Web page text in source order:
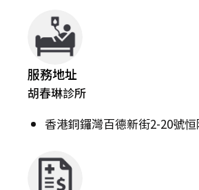
服務地址
胡春琳診所
香港銅鑼灣百德新街2-20號